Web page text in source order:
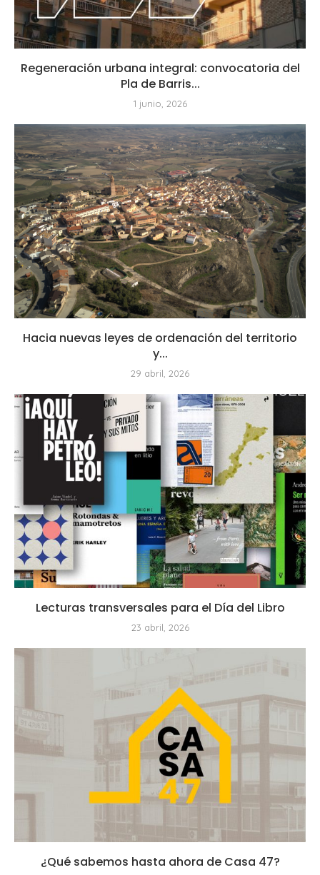
Regeneración urbana integral: convocatoria del
Pla de Barris...
1 junio, 2026
Hacia nuevas leyes de ordenación del territorio
y...
29 abril, 2026
Lecturas transversales para el Día del Libro
23 abril, 2026
¿Qué sabemos hasta ahora de Casa 47?